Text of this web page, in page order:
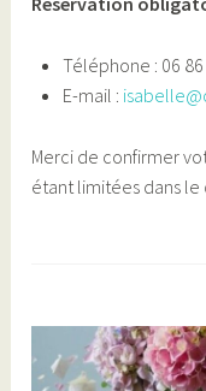
Téléphone : 06 86
E-mail :
Merci de confirmer
étant limitées dans le